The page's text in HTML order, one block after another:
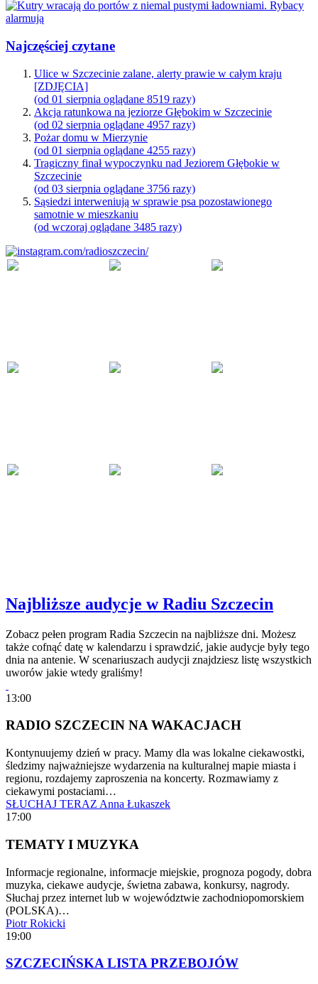
Najczęściej czytane
Ulice w Szczecinie zalane, alerty prawie w całym kraju
[ZDJĘCIA]
(od 01 sierpnia oglądane 8519 razy)
Akcja ratunkowa na jeziorze Głębokim w Szczecinie
(od 02 sierpnia oglądane 4957 razy)
Pożar domu w Mierzynie
(od 01 sierpnia oglądane 4255 razy)
Tragiczny finał wypoczynku nad Jeziorem Głębokie w
Szczecinie
(od 03 sierpnia oglądane 3756 razy)
Sąsiedzi interweniują w sprawie psa pozostawionego
samotnie w mieszkaniu
(od wczoraj oglądane 3485 razy)
Najbliższe audycje w Radiu Szczecin
Zobacz pełen program Radia Szczecin na najbliższe dni. Możesz
także cofnąć datę w kalendarzu i sprawdzić, jakie audycje były tego
dnia na antenie. W scenariuszach audycji znajdziesz listę wszystkich
uworów jakie wtedy graliśmy!
13:00
RADIO SZCZECIN NA WAKACJACH
Kontynuujemy dzień w pracy. Mamy dla was lokalne ciekawostki,
śledzimy najważniejsze wydarzenia na kulturalnej mapie miasta i
regionu, rozdajemy zaproszenia na koncerty. Rozmawiamy z
ciekawymi postaciami…
SŁUCHAJ TERAZ Anna Łukaszek
17:00
TEMATY I MUZYKA
Informacje regionalne, informacje miejskie, prognoza pogody, dobra
muzyka, ciekawe audycje, świetna zabawa, konkursy, nagrody.
Słuchaj przez internet lub w województwie zachodniopomorskiem
(POLSKA)…
Piotr Rokicki
19:00
SZCZECIŃSKA LISTA PRZEBOJÓW